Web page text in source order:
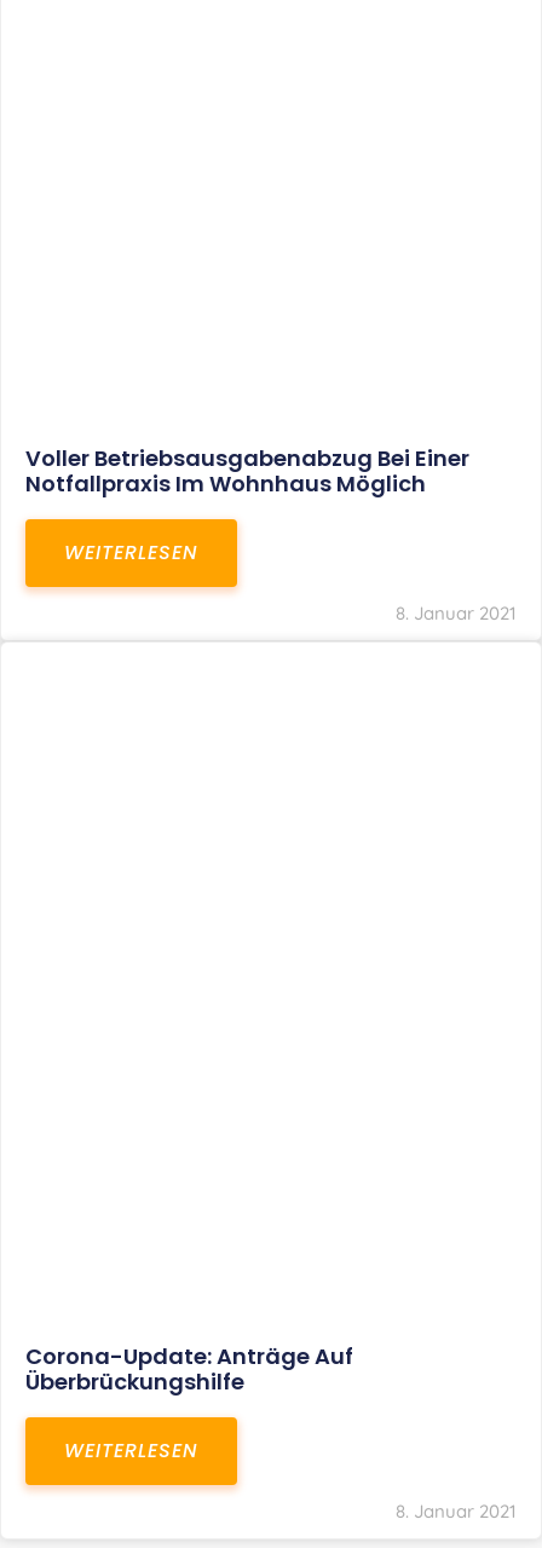
Voller Betriebsausgabenabzug Bei Einer
Notfallpraxis Im Wohnhaus Möglich
WEITERLESEN
8. Januar 2021
Corona-Update: Anträge Auf
Überbrückungshilfe
WEITERLESEN
8. Januar 2021